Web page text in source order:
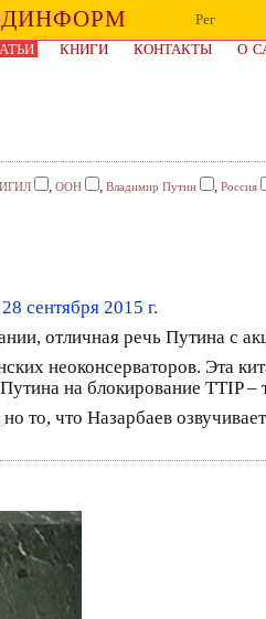
Рег
КНИГИ КОНТАКТЫ О
ИГИЛ , ООН , Владимир Путин , Россия
сентября 2015 г.
отличная речь Путина с
неоконсерваторов. Эта
на блокирование TTIP –
то, что Назарбаев